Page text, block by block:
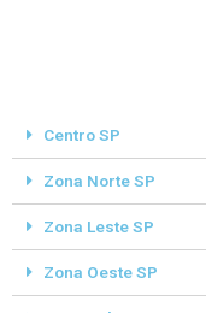
Centro SP
Zona Norte SP
Zona Leste SP
Zona Oeste SP